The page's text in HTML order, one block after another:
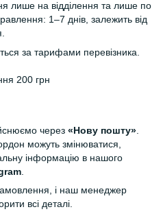
лише на відділення та лише по
1–7 днів, залежить від
за тарифами перевізника.
200 грн
через «Нову пошту».
можуть змінюватися,
інформацію в нашого
.
і наш менеджер
всі деталі.